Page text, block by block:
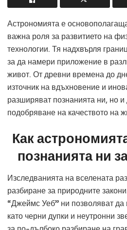
Астрономията е
важна роля за развитието на
технологии. Тя надхвърля
за да намери приложение в
живот. От древни времена до
източник на вдъхновение и
разширяват познанията ни, но и
подобряване на качеството на
Как
познанията ни
Изследванията на вселената
разбиране за природните
“Джеймс Уеб” ни позволяват
като черни дупки и неутронни